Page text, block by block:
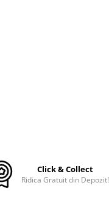
Click & Collect
Ridica Gratuit din Depozit!